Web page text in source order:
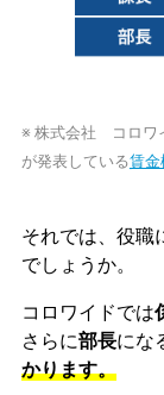
※ 株式会社 コロワ
が発表している賃金
それでは、役職
でしょうか。
コロワイドでは
さらに部長にな
かります。